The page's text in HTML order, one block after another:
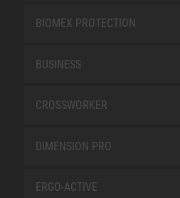
BIOMEX PROTECTION
BUSINESS
CROSSWORKER
DIMENSION PRO
ERGO-ACTIVE